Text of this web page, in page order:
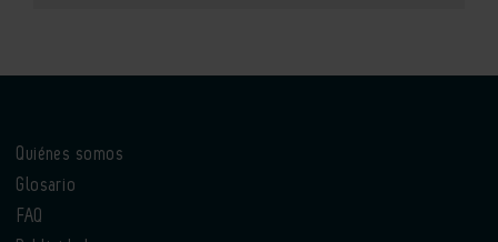
Quiénes somos
Glosario
FAQ